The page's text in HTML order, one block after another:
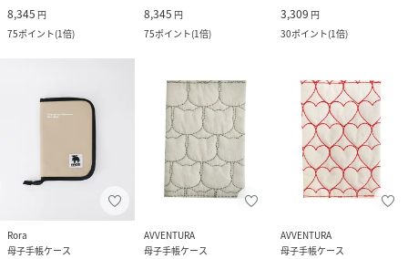
8,345 円
75ポイント(1倍)
8,345 円
75ポイント(1倍)
3,309 円
30ポイント(1倍)
Rora
母子手帳ケース
AVVENTURA
母子手帳ケース
AVVENTURA
母子手帳ケース